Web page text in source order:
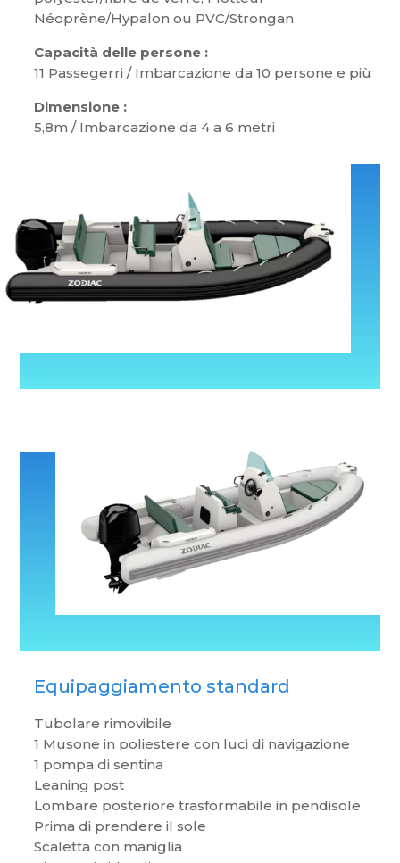
Néoprène/Hypalon ou PVC/Strongan
Capacità delle persone :
11 Passegerri / Imbarcazione da 10 persone e più
Dimensione :
5,8m / Imbarcazione da 4 a 6 metri
Equipaggiamento standard
Tubolare rimovibile
1 Musone in poliestere con luci di navigazione
1 pompa di sentina
Leaning post
Lombare posteriore trasformabile in pendisole
Prima di prendere il sole
Scaletta con maniglia